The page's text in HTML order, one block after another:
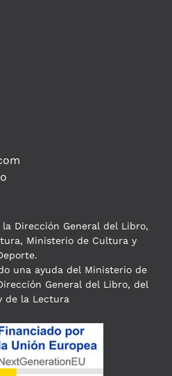
Dirección General del Libro,
Ministerio de Cultura y
una ayuda del Ministerio de
General del Libro, del
de la Lectura